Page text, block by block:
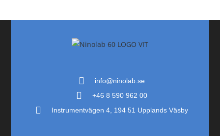
info@ninolab.se
+46 8 590 962 00
Instrumentvägen 4, 194 51 Upplands Väsby